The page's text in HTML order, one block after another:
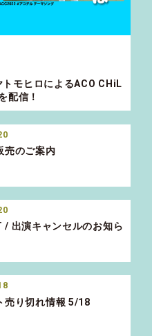
モヒロによるACO CHiL
配信！
売のご案内
/ 出演キャンセルのお知ら
売り切れ情報 5/18